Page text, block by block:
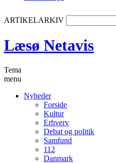
ARTIKELARKIV
Læsø Netavis
Tema
menu
Nyheder
Forside
Kultur
Erhverv
Debat og politik
Samfund
112
Danmark